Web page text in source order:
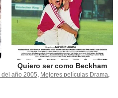
Quiero ser como Beckham
año 2005, Mejores películas Drama,